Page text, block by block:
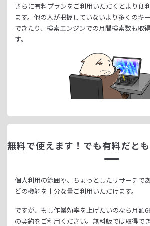
さらに有料プランをご利用いただくとより便
ます。 他の人が把握していないより多くのキ
できたり、 検索エンジンでの月間検索数も取
す。
無料で使えます！ でも有料だと
個人利用の範囲や、ちょっとしたリサーチで
どの機能を十分な量ご利用いただけます。
ですが、もし作業効率を上げたいのなら月額
の契約をご利用ください。 無料版では取得で